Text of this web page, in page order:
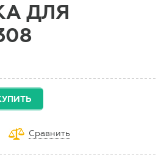
ДЛЯ
Сравнить